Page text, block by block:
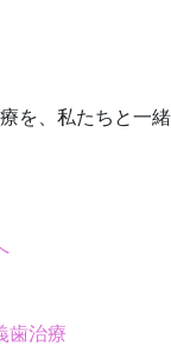
を、私たちと一緒
歯治療